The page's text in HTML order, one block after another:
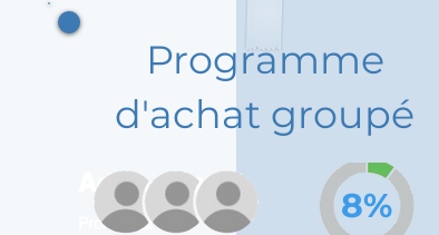
Adam Caar
Promoteur
Programme
d'achat groupé
8%